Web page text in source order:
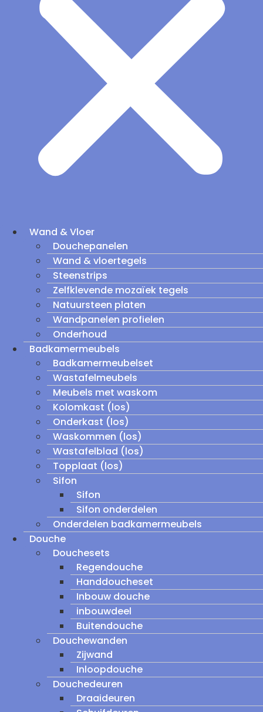
Wand & Vloer
Douchepanelen
Wand & vloertegels
Steenstrips
Zelfklevende mozaïek tegels
Natuursteen platen
Wandpanelen profielen
Onderhoud
Badkamermeubels
Badkamermeubelset
Wastafelmeubels
Meubels met waskom
Kolomkast (los)
Onderkast (los)
Waskommen (los)
Wastafelblad (los)
Topplaat (los)
Sifon
Sifon
Sifon onderdelen
Onderdelen badkamermeubels
Douche
Douchesets
Regendouche
Handdoucheset
Inbouw douche
inbouwdeel
Buitendouche
Douchewanden
Zijwand
Inloopdouche
Douchedeuren
Draaideuren